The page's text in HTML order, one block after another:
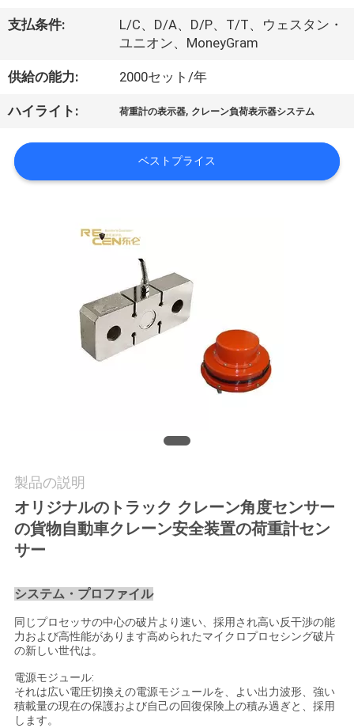
工
場
旅
品
し
て
下
さ
い
引
用
支払条件:
L/C、D/A、D/P、T/T、ウェスタン・
ユニオン、MoneyGram
供給の能力: 2000セット/年
ハイライト: 荷重計の表示器, クレーン負荷表示器システム
ベストプライス
製品の説明
オリジナルのトラック クレーン角度センサー
の貨物自動車クレーン安全装置の荷重計セン
サー
システム・プロファイル
同じプロセッサの中心の破片より速い、採用され高い反干渉の能
力および高性能があります高められたマイクロプロセシング破片
の新しい世代は。
電源モジュール:
それは広い電圧切換えの電源モジュールを、よい出力波形、強い
積載量の現在の保護および自己の回復保険上の積み過ぎと、採用
します。